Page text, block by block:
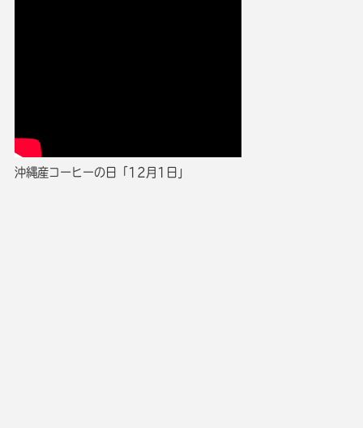
沖縄産コーヒーの日「12月1日」